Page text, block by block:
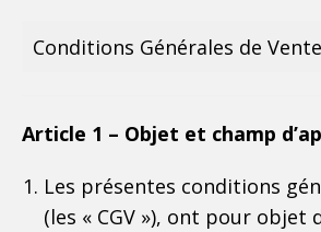
Conditions Générales de Vente
Article 1 – Objet et champ
Les présentes conditions
(les « CGV »), ont pour objet